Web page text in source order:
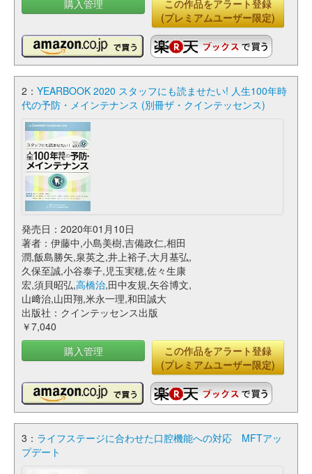
購入管理
この作品をアラート登録
(プレミアムユーザー限定)
2： YEARBOOK 2020 スタッフにも読ませたい! 人生100年時
代の予防・メインテナンス (別冊ザ・クインテッセンス)
発売日：2020年01月10日
著者：伊藤中,小島美樹,吉備政仁,相田
潤,飯島勝矢,泉英之,井上裕子,大月基弘,
久保至誠,小谷泰子,児玉実穂,佐々生康
宏,須貝昭弘,高橋治,田中友規,矢谷博文,
山﨑治,山田翔,米永一理,和田誠大
出版社：クインテッセンス出版
￥7,040
購入管理
この作品をアラート登録
(プレミアムユーザー限定)
3： ライフステージに合わせた口腔機能への対応 MFTアッ
プデート